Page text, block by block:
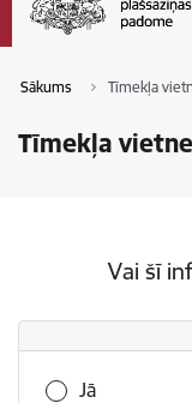
Sākums Tīmekļa
Tīmekļa
Vai šī
Vai šī
Jā